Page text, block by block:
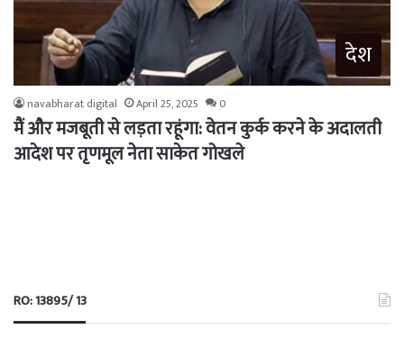
देश
navabharat digital April 25, 2025 0
मैं और मजबूती से लड़ता रहूंगा: वेतन कुर्क करने के अदालती
आदेश पर तृणमूल नेता साकेत गोखले
RO: 13895/ 13